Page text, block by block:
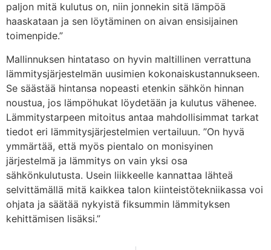
paljon mitä kulutus on, niin jonnekin sitä lämpöä
haaskataan ja sen löytäminen on aivan ensisijainen
toimenpide.”
Mallinnuksen hintataso on hyvin maltillinen verrattuna
lämmitysjärjestelmän uusimien kokonaiskustannukseen.
Se säästää hintansa nopeasti etenkin sähkön hinnan
noustua, jos lämpöhukat löydetään ja kulutus vähenee.
Lämmitystarpeen mitoitus antaa mahdollisimmat tarkat
tiedot eri lämmitysjärjestelmien vertailuun. ”On hyvä
ymmärtää, että myös pientalo on monisyinen
järjestelmä ja lämmitys on vain yksi osa
sähkönkulutusta. Usein liikkeelle kannattaa lähteä
selvittämällä mitä kaikkea talon kiinteistötekniikassa voi
ohjata ja säätää nykyistä fiksummin lämmityksen
kehittämisen lisäksi.”